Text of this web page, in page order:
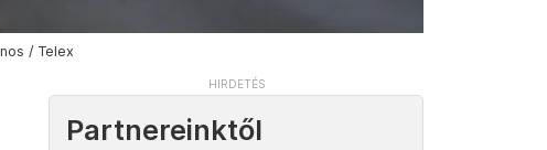
/ Telex
Partnereinktől